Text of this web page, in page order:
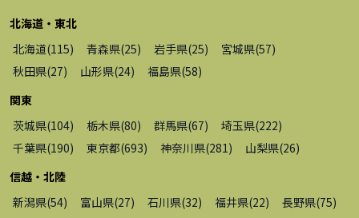
北海道・東北
北海道(115) 青森県(25) 岩手県(25) 宮城県(57)
秋田県(27) 山形県(24) 福島県(58)
関東
茨城県(104) 栃木県(80) 群馬県(67) 埼玉県(222)
千葉県(190) 東京都(693) 神奈川県(281) 山梨県(26)
信越・北陸
新潟県(54) 富山県(27) 石川県(32) 福井県(22) 長野県(75)